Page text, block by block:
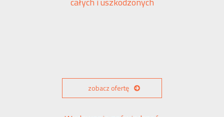
zobacz ofertę